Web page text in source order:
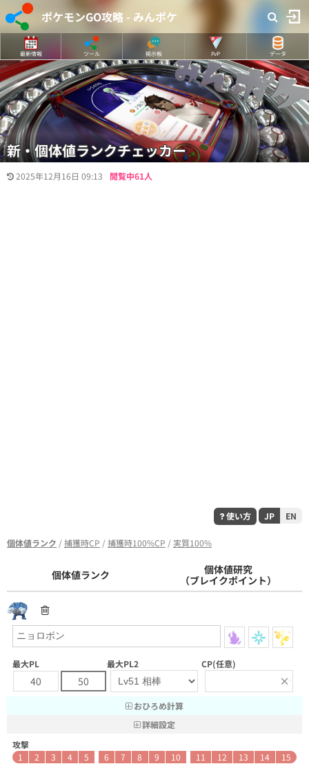
ポケモンGO攻略 - みんポケ
最新情報 ツール 掲示板 PvP データ
新・個体値ランクチェッカー
2025年12月16日 09:13 閲覧中61人
使い方 JP EN
個体値ランク /捕獲時CP /捕獲時100%CP /実質100%
個体値ランク
個体値研究
（ブレイクポイント）
最大PL 最大PL2 CP(任意)
40 50 ×
おひろめ計算
詳細設定
攻撃
1
2 3 4 5 6 7 8 9 10 11 12 13 14
15